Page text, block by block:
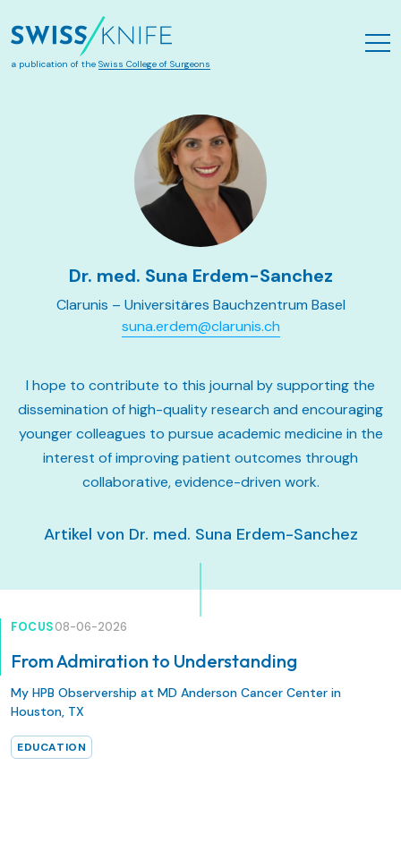
a publication of the Swiss College of Surgeons
Dr. med. Suna Erdem-Sanchez
Clarunis – Universitäres Bauchzentrum Basel
suna.erdem@clarunis.ch
I hope to contribute to this journal by supporting the
dissemination of high-quality research and encouraging
younger colleagues to pursue academic medicine in the
interest of improving patient outcomes through
collaborative, evidence-driven work.
Artikel von Dr. med. Suna Erdem-Sanchez
FOCUS08-06-2026
From Admiration to Understanding
My HPB Observership at MD Anderson Cancer Center in
Houston, TX
EDUCATION